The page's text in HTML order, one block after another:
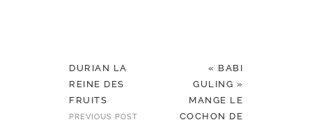
DURIAN LA
REINE DES
FRUITS
PREVIOUS POST
« BABI
GULING »
MANGE LE
COCHON DE